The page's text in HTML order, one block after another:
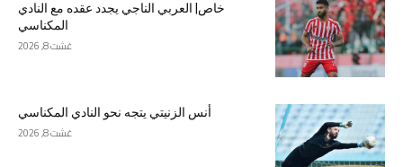
خاص| العربي الناجي يجدد عقده مع النادي
المكناسي
غشت 8, 2026
أنس الزنيتي يتجه نحو النادي المكناسي
غشت 8, 2026